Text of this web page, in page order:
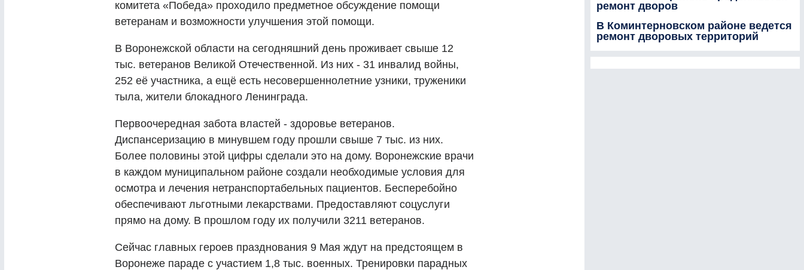
комитета «Победа» проходило предметное обсуждение помощи
ветеранам и возможности улучшения этой помощи.
В Воронежской области на сегодняшний день проживает свыше 12
тыс. ветеранов Великой Отечественной. Из них - 31 инвалид войны,
252 её участника, а ещё есть несовершеннолетние узники, труженики
тыла, жители блокадного Ленинграда.
Первоочередная забота властей - здоровье ветеранов.
Диспансеризацию в минувшем году прошли свыше 7 тыс. из них.
Более половины этой цифры сделали это на дому. Воронежские врачи
в каждом муниципальном районе создали необходимые условия для
осмотра и лечения нетранспортабельных пациентов. Бесперебойно
обеспечивают льготными лекарствами. Предоставляют соцуслуги
прямо на дому. В прошлом году их получили 3211 ветеранов.
Сейчас главных героев празднования 9 Мая ждут на предстоящем в
Воронеже параде с участием 1,8 тыс. военных. Тренировки парадных
ремонт дворов
В Коминтерновском районе ведется
ремонт дворовых территорий